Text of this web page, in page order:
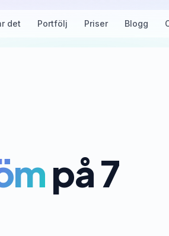
det Portfölj Priser Blogg
på 7